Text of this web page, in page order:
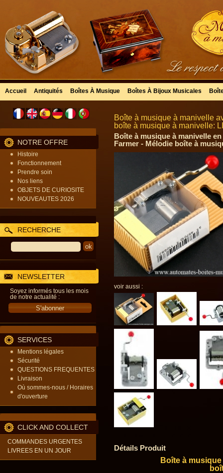
Accueil Antiquités Boîtes À Musique Boîtes À Bijoux Musicales
NOTRE OFFRE
Histoire
Fonctionnement
Prendre soin
Nos liens
OBJETS DE CURIOSITE
NOUVEAUTES 2026
RECHERCHE
NEWSLETTER
Soyez informés tous les mois
de notre actualité :
SERVICES
Mentions légales
Sécurité
QUESTIONS FREQUENTES
Livraison
Où sommes-nous / Horaires
d'ouverture
CLICK AND COLLECT
COMMANDES URGENTES
LIVREES EN UN JOUR
Boîte à musique à manivelle
boîte à musique à manivelle:
Boîte à musique à manivelle
Farmer - Mélodie boîte à
voir aussi :
Détails Produit
Boîte à